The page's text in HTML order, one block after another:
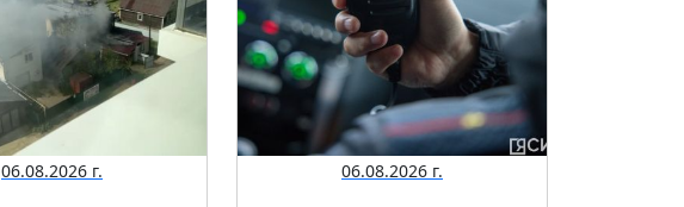
06.08.2026 г. 06.08.2026 г.